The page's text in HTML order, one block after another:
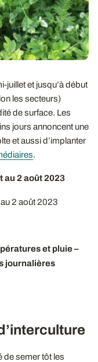
juillet et jusqu’à début
les secteurs)
de surface. Les
jours annoncent une
et aussi d’implanter
.
au 2 août 2023
et pluie –
de semer tôt les